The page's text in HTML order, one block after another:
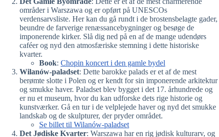
områder i Warszawa og er opført på UNESCOs
verdensarvsliste. Her kan du gå rundt i de brostensbelagte gader,
beundre de farverige renæssancebygninger og besøge de
imponerende kirker. Slå dig ned på en af de mange udendørs
caféer og nyd den atmosfæriske stemning i dette historiske
kvarter.
Book: Chopin koncert i den gamle bydel
Wilanów-paladset: Dette barokke palads er et af de mest
berømte slotte i Polen og er kendt for sin imponerende arkitektur
og smukke haver. Paladset blev bygget i det 17. århundrede og
er nu et museum, hvor du kan udforske dets rige historie og
kunstværker. Gå en tur i de velplejede haver og nyd det smukke
landskab og de skulpturer, der pryder området.
Se billet til Wilanów-paladset
Det Jødiske Kvarter: Warszawa har en rig jødisk kulturarv, og